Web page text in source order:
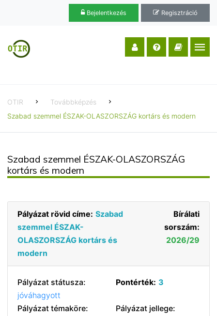
Bejelentkezés Regisztráció
OTIR
Továbbképzés
Szabad szemmel ÉSZAK-OLASZORSZÁG kortárs és modern
Szabad szemmel ÉSZAK-OLASZORSZÁG
kortárs és modern
Pályázat rövid címe: Szabad
szemmel ÉSZAK-
OLASZORSZÁG kortárs és
modern
Bírálati
sorszám:
2026/29
Pályázat státusza:
jóváhagyott
Pontérték: 3
Pályázat témaköre:
Pályázat jellege: